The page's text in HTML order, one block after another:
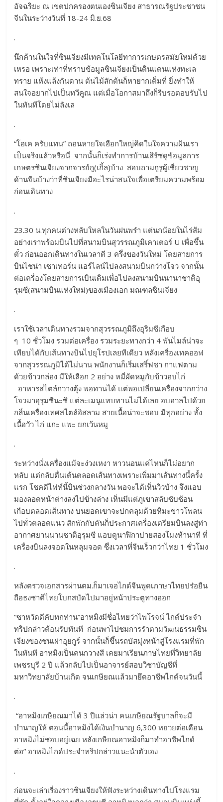
อัจฉริยะ ณ เขตปกครองตนเองซินเจียง สาธารณรัฐประชาชน
จีนในระว่างวันที่ 18-24 มิ.ย.68
.
นึกค้านในใจที่ซินเจียงมีเทคโนโลยีทาการเกษตรสมัยใหม่ด้วย
เหรอ เพราะเท่าที่ทราบข้อมูลซินเจียงเป็นดินแดนแห่งทะเล
ทราย แห้งแล้งกันดาน ต้นไม้สักต้นก็หายากเต็มที่ ยิ่งทำให้
สนใจอยากไปเป็นทวีคูณ แต่เมื่อโอกาสมาถึงก็รีบรอตอบรับไป
ในทันทีโดยไม่ลังเล
.
“โอเค ครับแทน” ถอนหายใจเฮือกใหญ่คิดในใจความฝันเรา
เป็นจริงแล้วหรือนี่ จากนั้นก็เร่งทำการบ้านเสิร์ซดูข้อมูลการ
เกษตรซินเจียงจากจารย์กู(เกิ้ล)บ้าง สอบถามกูรูผู้เชี่ยวชาญ
ด้านจีนบ้างว่าที่ซินเจียงมีอะไรน่าสนใจเพื่อเตรียมความพร้อม
ก่อนเดินทาง
.
23.30 น.ทุกคนต่างหลับใหลในวันฝนพรำ แต่นกน้อยในไร่ส้ม
อย่างเราพร้อมบินไปที่สนามบินสุวรรณภูมิเคาเตอร์ U เพื่อขึ้น
ตั๋ว ก่อนออกเดินทางในเวลาตี 3 ครึ่งของวันใหม่ โดยสายการ
บินไชน่า เซาเทอร์น แอร์ไลน์ไปลงสนามบินกว่างโจว จากนั้น
ต่อเครื่องโดยสายการเบินเดิมเพื่อไปลงสนามบินนานาชาติอุ
รุมซี(สนามบินแห่งใหม่)ของเมืองเอก มณฑลซินเจียง
.
เราใช้เวลาเดินทางรวมจากสุวรรณภูมิถึงอุริมซีเกือบ
ๆ 10 ชั่วโมง รวมต่อเครื่อง รวมระยะทางกว่า 4 พันไมล์น่าจะ
เทียบได้กับเส้นทางบินไปยุโรปเลยทีเดียว หลังเครื่องเทคออฟ
จากสุวรรณภูมิได้ไม่นาน พนักงานก็เริ่มเสริ์ฟชา กาแฟตาม
ด้วยข้าวกล่อง มีให้เลือก 2 อย่าง หมี่ผัดหมูกับข้าวอบไก่
อาหารสไตล์กวางตุ้ง พอทานได้ แต่พอเปลี่ยนเครื่องจากกว่าง
โจวมาอุรุมซีนะซิ แต่ละเมนูแทบทานไม่ได้เลย อบอวลไปด้วย
กลิ่นเครื่องเทศสไตล์อิสลาม สายเนื้อน่าจะชอบ มีทุกอย่าง ทั้ง
เนื้อวัว ไก่ แกะ แพะ ยกเว้นหมู
.
ระหว่างนั่งเครื่องแม้จะง่วงเหงา หาวนอนแค่ไหนก็ไม่อยาก
หลับ แต่กลับตื่นเต้นตลอดเส้นทางเพราะเพิ่มมาเส้นทางนี้ครั้ง
แรก โชคดีไฟท์นี้บินช่วงกลางวัน พอจะได้เห็นวิวบ้าง จึงแอบ
มองลอดหน้าต่างลงไปข้างล่าง เห็นมีแต่ภูเขาสลับซับซ้อน
เกือบตลอดเส้นทาง บนยอดเขาจะปกคลุมด้วยหิมะขาวโพลน
ไปทั่วตลอดแนว สักพักกับตันก็ประกาศเครื่องเตรียมบินลงสู่ท่า
อากาศยานนานชาติอุรุมซี แอบดูนาฬิกาบ่ายสองโมงห้านาที ที่
เครื่องบินลงจอดในหลุมจอด ซึ่งเวลาที่จีนเร็วกว่าไทย 1 ชั่วโมง
.
หลังตรวจเอกสารผ่านตม.ก็มาเจอไกด์จีนพูดเภาษาไทยปร๋อยืน
ถือธงชาติไทยโบกสบัดไปมาอยู่หน้าประตูทางออก
“ซาหวัดดีคับทกท่าน”อาหมิงมีชื่อไทยว่าไพโรจน์ ไกด์ประจำ
ทริปกล่าวต้อนรับทันที ก่อนพาไปชมการรำตามวัฒนธรรมซิน
เจียงของชนเผ่าอุยกูร์ จากนั้นก็ขึ้นรถบัสมุ่งหน้าสู่โรงแรมที่พัก
ในทันที อาหมิงเป็นคนกวางสี เคยมาเรียนภาษไทยที่วิทยาลัย
เพชรบุรี 2 ปี แล้วกลับไปเป็นอาจารย์สอบวิชาบัญชีที่
มหาวิทยาลัยบ้านเกิด จนเกษียณแล้วมายึดอาชีพไกด์จนวันนี้
.
“อาหมิงเกษียณมาได้ 3 ปีแล่วน่า คนเกษียณรัฐบาลก็จะมี
บำนาญให้ ตอนนี้อาหมิงได้เงินบำนาญ 6,300 หยวยต่อเดือน
อาหมิงไม่ชอบอยู่เฉย หลังเกษียณอาหมิงก็มาทำอาชีพไกด์
ต่อ” อาหมิงไกด์ประจำทริปกล่าวแนะนำตัวเอง
.
ก่อนจะเล่าเรื่องราวซินเจียงให้ฟังระหว่างเดินทางไปโรงแรม